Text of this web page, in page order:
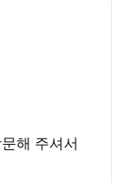
해 주셔서